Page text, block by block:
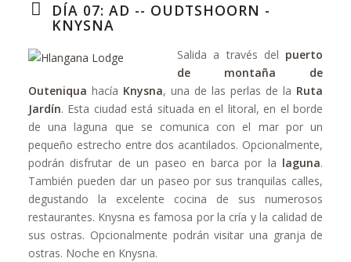
DÍA 07: AD -- OUDTSHOORN -
KNYSNA
Salida a través del puerto
de montaña de
Outeniqua hacía Knysna, una de las perlas de la Ruta
Jardín. Esta ciudad está situada en el litoral, en el borde
de una laguna que se comunica con el mar por un
pequeño estrecho entre dos acantilados. Opcionalmente,
podrán disfrutar de un paseo en barca por la laguna.
También pueden dar un paseo por sus tranquilas calles,
degustando la excelente cocina de sus numerosos
restaurantes. Knysna es famosa por la cría y la calidad de
sus ostras. Opcionalmente podrán visitar una granja de
ostras. Noche en Knysna.